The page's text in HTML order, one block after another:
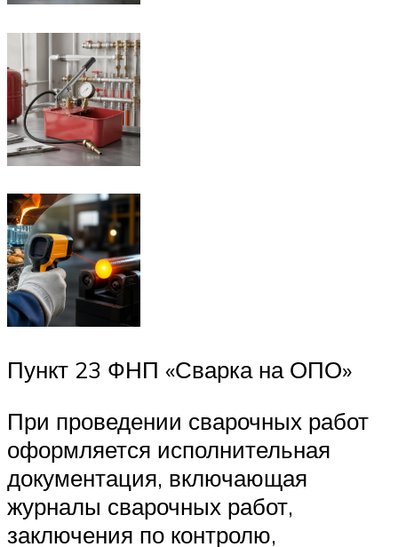
Пункт 23 ФНП «Сварка на ОПО»
При проведении сварочных работ
оформляется исполнительная
документация, включающая
журналы сварочных работ,
заключения по контролю,